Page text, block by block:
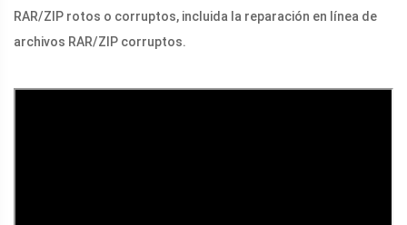
RAR/ZIP rotos o corruptos, incluida la reparación en línea de
archivos RAR/ZIP corruptos.